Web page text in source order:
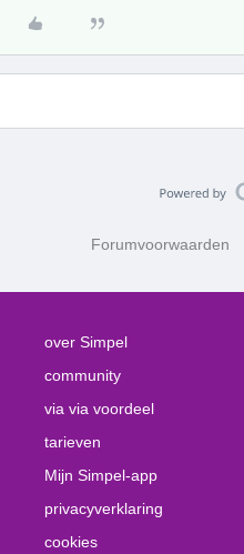
Forumvoorwaarden
over Simpel
community
via via voordeel
tarieven
Mijn Simpel-app
privacyverklaring
cookies